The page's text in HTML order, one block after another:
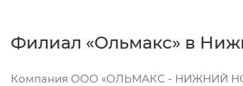
Филиал «Ольмакс» в
Компания ООО «ОЛЬМАКС - НИЖНИЙ